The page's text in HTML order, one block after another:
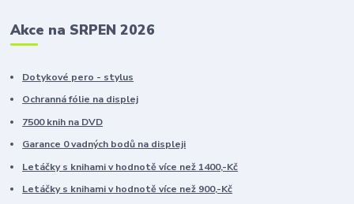
Akce na SRPEN 2026
Dotykové pero - stylus
Ochranná fólie na displej
7500 knih na DVD
Garance 0 vadných bodů na displeji
Letáčky s knihami v hodnotě více než 1400,-Kč
Letáčky s knihami v hodnotě více než 900,-Kč